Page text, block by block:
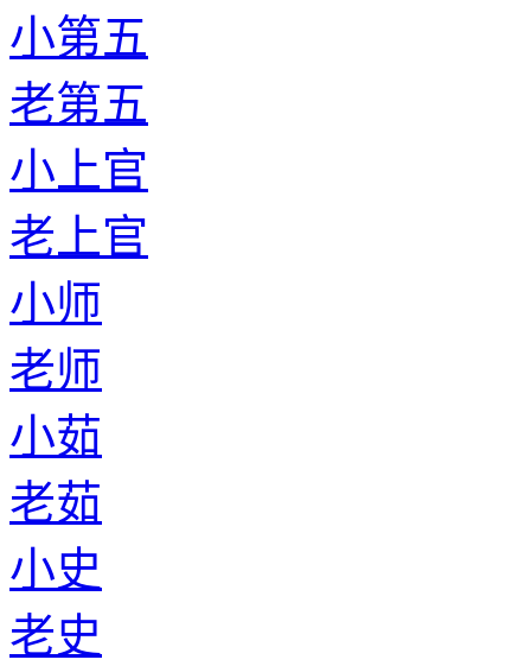
小第五
老第五
小上官
老上官
小师
老师
小茹
老茹
小史
老史